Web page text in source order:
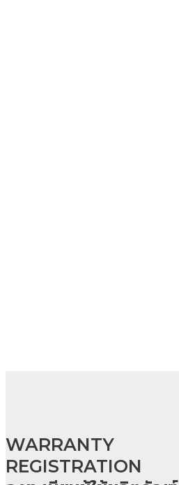
WARRANTY
REGISTRATION